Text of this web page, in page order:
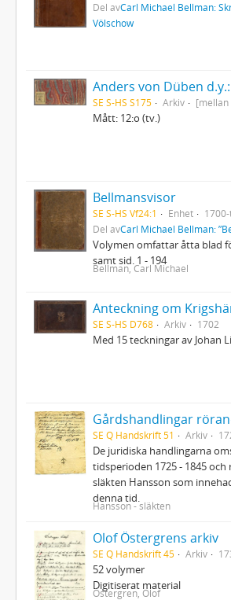
Del avCarl Michael Bellman:
Völschow
SE S-HS S175 Arkiv [mellan
Mått: 12:o (tv.)
Bellmansvisor
SE S-HS Vf24:1 Enhet
Del avCarl Michael Bellman:
Volymen omfattar åtta blad
samt sid. 1 - 194
Bellman, Carl Michael
SE S-HS D768 Arkiv 1702
Med 15 teckningar av Johan
SE Q Handskrift 51 Arkiv
De juridiska handlingarna
tidsperioden 1725 - 1845
släkten Hansson som
denna tid.
Hansson - släkten
Olof Östergrens arkiv
SE Q Handskrift 45 Arkiv
52 volymer
Digitiserat material
Östergren, Olof